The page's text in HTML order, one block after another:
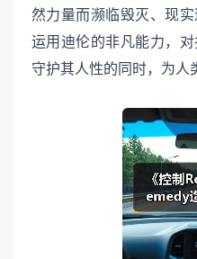
然力量而濒临毁灭、现
运用迪伦的非凡能力，
守护其人性的同时，为人